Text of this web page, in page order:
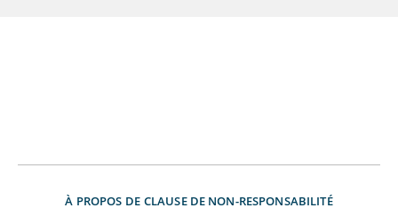
À PROPOS DE CLAUSE DE NON-RESPONSABILITÉ